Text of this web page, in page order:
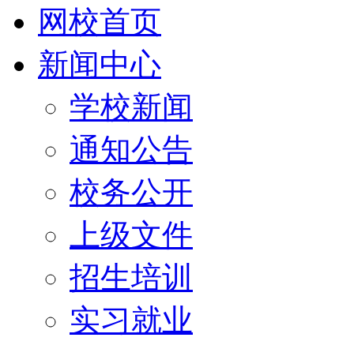
网校首页
新闻中心
学校新闻
通知公告
校务公开
上级文件
招生培训
实习就业